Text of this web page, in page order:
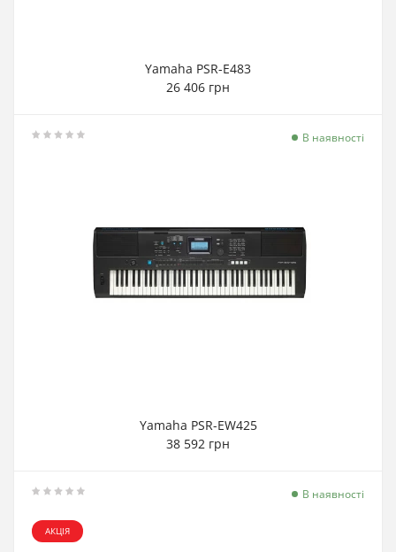
Yamaha PSR-E483
26 406 грн
В наявності
Yamaha PSR-EW425
38 592 грн
АКЦІЯ
В наявності